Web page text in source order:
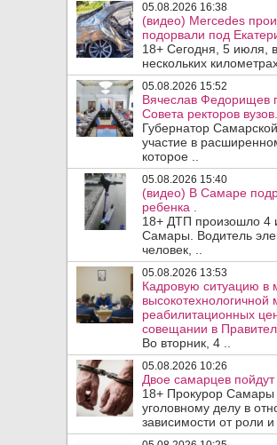
05.08.2026 16:38
(видео) Mercedes
подорвали под
18+ Сегодня, 5 июля,
нескольких
05.08.2026 15:52
Вячеслав Федорищев
Совета ректоров вузов.
Губернатор
участие в
которое ..
05.08.2026 15:40
(видео) В Самаре
ребенка .
18+ ДТП произошло
Самары. Водитель
человек, ..
05.08.2026 13:53
Кадровую ситуацию в
реабилитационных
совещании в
Во вторник, 4 ..
05.08.2026 10:26
Двое самарцев пойдут
18+ Прокурор Самары
уголовному делу в
зависимости от роли